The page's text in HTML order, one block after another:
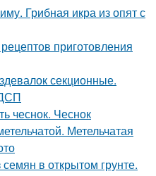
Грибная икра из опят с
приготовления
секционные.
чеснок. Чеснок
Метельчатая
в открытом грунте.